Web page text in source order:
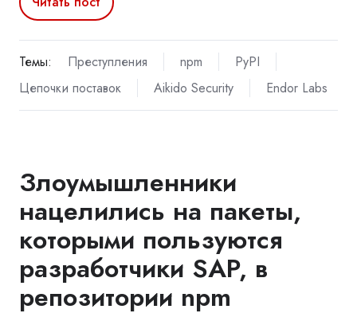
Темы: Преступления npm
PyPI
Цепочки поставок
Aikido Security Endor Labs
Злоумышленники
нацелились на пакеты,
которыми пользуются
разработчики SAP, в
репозитории npm